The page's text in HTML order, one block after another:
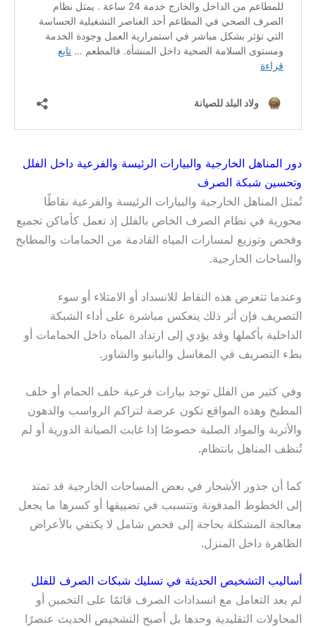
دور المناهل الخارجية والبيارات الرئيسة والفرعية داخل الفلل
وتحسين شبكة الصرف
تُمثل المناهل الخارجية والبيارات الرئيسة والفرعية نقاطًا
محورية في نظام الصرف الخاص بالفلل إذ تعمل كأماكن تجميع
وفحص وتوزيع لمسارات المياه القادمة من الحمامات والمطابخ
والساحات الخارجية.
وعندما تتعرض هذه النقاط للانسداد أو الامتلاء أو سوء
التصريف فإن أثر ذلك ينعكس مباشرة على أداء الشبكة
الداخلية بأكملها وقد يؤدي إلى ارتداد المياه داخل الحمامات أو
بطء التصريف في المغاسل والبانيو والشاور.
وفي كثير من الفلل توجد بيارات فرعية خلف الحمام أو خلف
المطبخ وهذه المواقع تكون عرضة لتراكم الرواسب والدهون
والأتربة والمواد الصلبة خصوصًا إذا غابت الصيانة الدورية أو لم
تُنظف المناهل بانتظام.
كما أن جذور الأشجار في بعض المساحات الخارجية قد تمتد
إلى الخطوط المدفونة وتتسبب في تضييقها أو كسرها ما يجعل
معالجة المشكلة بحاجة إلى فحص شامل لا يكتفي بالأعراض
الظاهرة داخل المنزل.
أساليب التشخيص الحديثة في تسليك شبكات الصرف للفلل
لم يعد التعامل مع انسدادات الصرف قائمًا على التخمين أو
المحاولات التقليدية وحدها بل أصبح التشخيص الحديث عنصرًا